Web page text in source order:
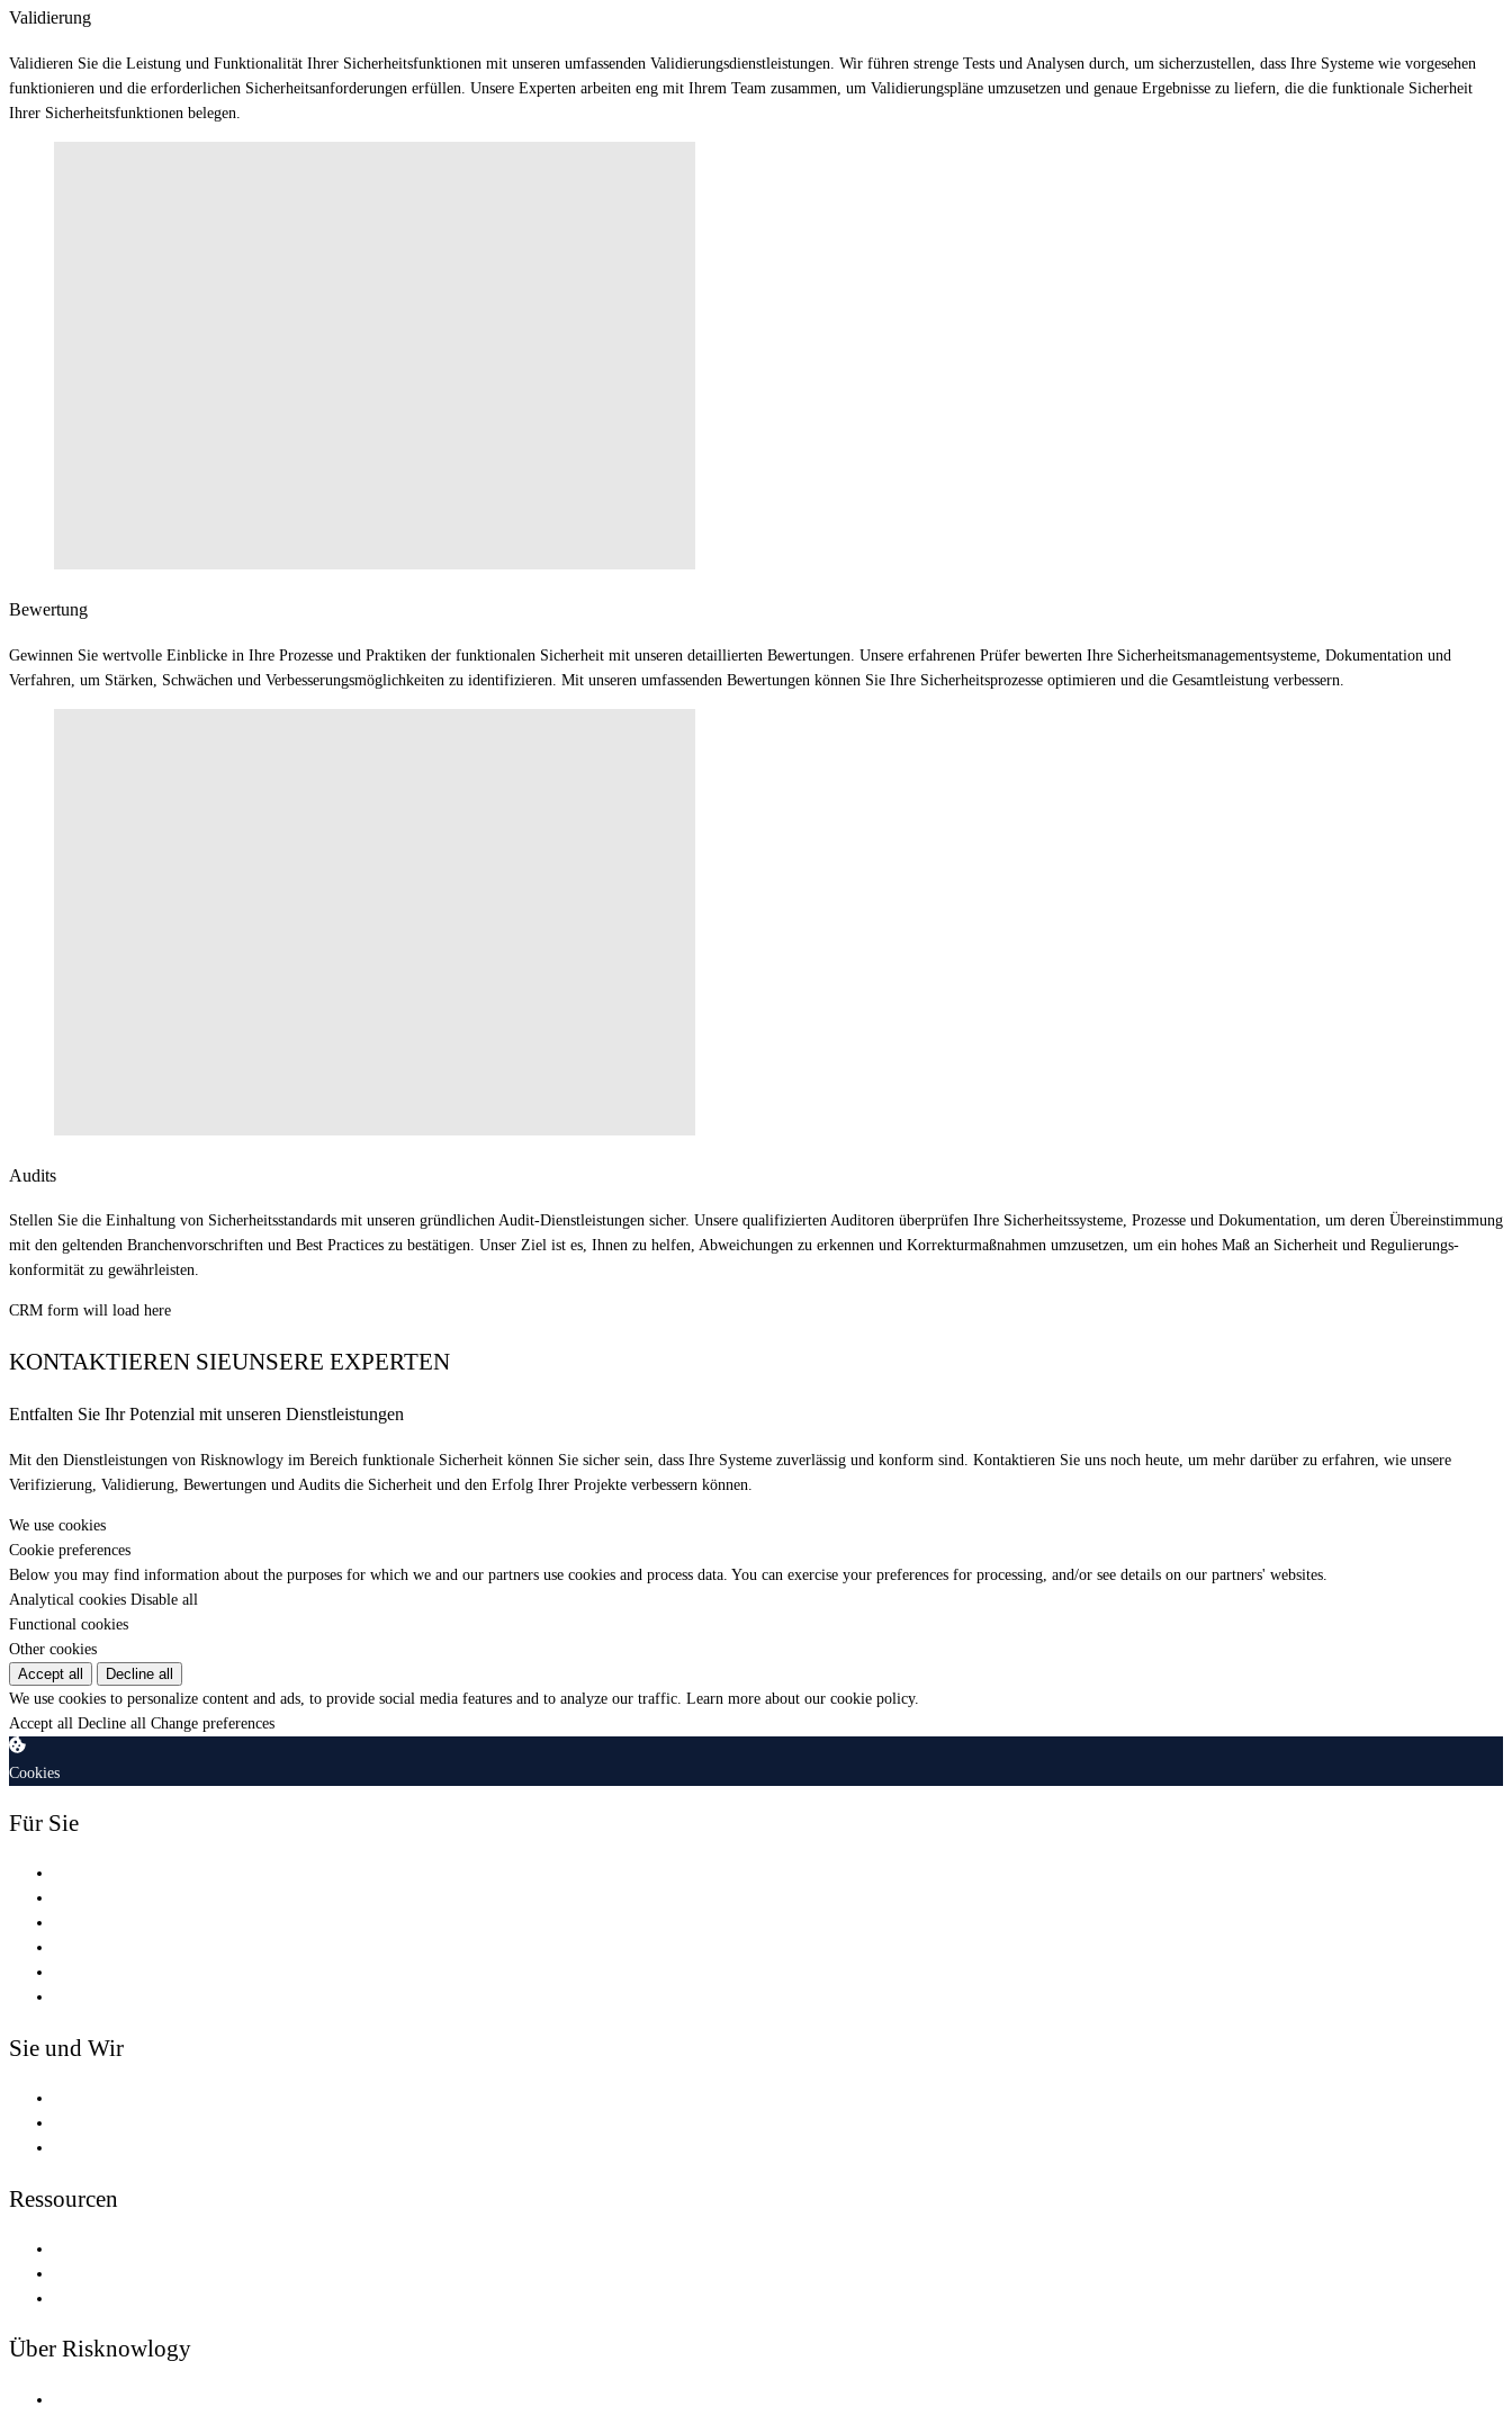
Validierung
Validieren Sie die Leistung und Funktionalität Ihrer Sicherheitsfunktionen mit unseren umfassenden Validierungsdienstleistungen. Wir führen strenge Tests und Analysen durch, um sicherzustellen, dass Ihre Systeme wie vorgesehen
funktionieren und die erforderlichen Sicherheitsanforderungen erfüllen. Unsere Experten arbeiten eng mit Ihrem Team zusammen, um Validierungspläne umzusetzen und genaue Ergebnisse zu liefern, die die funktionale Sicherheit
Ihrer Sicherheitsfunktionen belegen.
Bewertung
Gewinnen Sie wertvolle Einblicke in Ihre Prozesse und Praktiken der funktionalen Sicherheit mit unseren detaillierten Bewertungen. Unsere erfahrenen Prüfer bewerten Ihre Sicherheitsmanagementsysteme, Dokumentation und
Verfahren, um Stärken, Schwächen und Verbesserungsmöglichkeiten zu identifizieren. Mit unseren umfassenden Bewertungen können Sie Ihre Sicherheitsprozesse optimieren und die Gesamtleistung verbessern.
Audits
Stellen Sie die Einhaltung von Sicherheitsstandards mit unseren gründlichen Audit-Dienstleistungen sicher. Unsere qualifizierten Auditoren überprüfen Ihre Sicherheitssysteme, Prozesse und Dokumentation, um deren Übereinstimmung
mit den geltenden Branchenvorschriften und Best Practices zu bestätigen. Unser Ziel ist es, Ihnen zu helfen, Abweichungen zu erkennen und Korrekturmaßnahmen umzusetzen, um ein hohes Maß an Sicherheit und Regulierungs-
konformität zu gewährleisten.
CRM form will load here
KONTAKTIEREN SIEUNSERE EXPERTEN
Entfalten Sie Ihr Potenzial mit unseren Dienstleistungen
Mit den Dienstleistungen von Risknowlogy im Bereich funktionale Sicherheit können Sie sicher sein, dass Ihre Systeme zuverlässig und konform sind. Kontaktieren Sie uns noch heute, um mehr darüber zu erfahren, wie unsere
Verifizierung, Validierung, Bewertungen und Audits die Sicherheit und den Erfolg Ihrer Projekte verbessern können.
We use cookies
Cookie preferences
Below you may find information about the purposes for which we and our partners use cookies and process data. You can exercise your preferences for processing, and/or see details on our partners' websites.
Analytical cookies Disable all
Functional cookies
Other cookies
Accept all
Decline all
We use cookies to personalize content and ads, to provide social media features and to analyze our traffic. Learn more about our cookie policy.
Accept all Decline all Change preferences
Cookies
Für Sie
Sie und Wir
Ressourcen
Über Risknowlogy